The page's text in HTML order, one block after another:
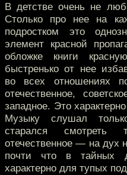
В детстве очень не
Столько про нее на
подростком это
элемент красной
обложке книги
быстренько от нее
во всех отношениях
отечественное,
западное. Это
Музыку слушал
старался смотреть
отечественное — на дух
почти что в тайных
характерно для тупых